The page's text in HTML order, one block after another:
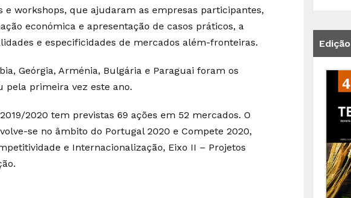
e workshops, que ajudaram as empresas participantes,
económica e apresentação de casos práticos, a
e especificidades de mercados além-fronteiras.
Geórgia, Arménia, Bulgária e Paraguai foram os
pela primeira vez este ano.
2020 tem previstas 69 ações em 52 mercados. O
se no âmbito do Portugal 2020 e Compete 2020,
e Internacionalização, Eixo II – Projetos